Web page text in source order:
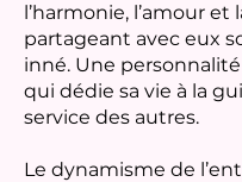
l’harmonie, l’amour et
partageant avec eux
inné. Une
qui dédie sa vie à la
service des autres.
Le dynamisme de